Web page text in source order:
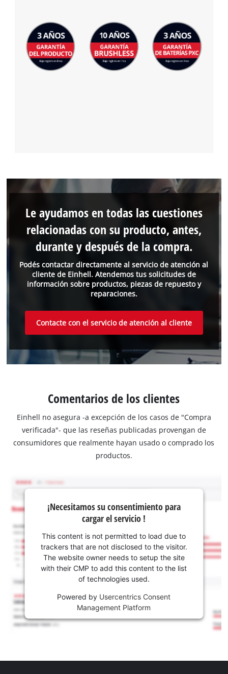
Podés contactar directamente al servicio de atención al
cliente de Einhell. Atendemos tus solicitudes de
información sobre productos, piezas de repuesto y
reparaciones.
Le ayudamos en todas las cuestiones
relacionadas con su producto, antes,
durante y después de la compra.
Contacte con el servicio de atención al cliente
Comentarios de los clientes
Einhell no asegura -a excepción de los casos de "Compra
verificada"- que las reseñas publicadas provengan de
consumidores que realmente hayan usado o comprado los
productos.
¡Necesitamos su consentimiento para
cargar el servicio !
This content is not permitted to load due to
trackers that are not disclosed to the visitor.
The website owner needs to setup the site
with their CMP to add this content to the list
of technologies used.
Powered by Usercentrics Consent
Management Platform